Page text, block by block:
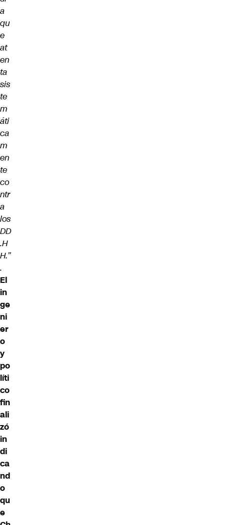
a
qu
e
at
en
ta
sis
te
m
áti
ca
m
en
te
co
ntr
a
los
DD
.H
H.”
.
El
in
ge
ni
er
o
y
po
líti
co
fin
ali
zó
in
di
ca
nd
o
qu
e